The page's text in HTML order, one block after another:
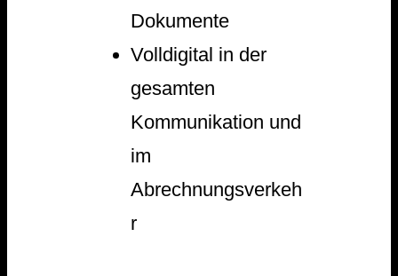
Dokumente
Volldigital in der
gesamten
Kommunikation und
im
Abrechnungsverkeh
r